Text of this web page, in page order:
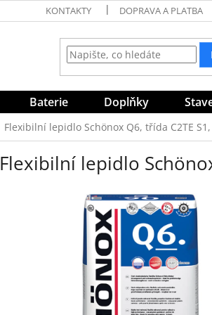
KONTAKTY DOPRAVA A PLATBA
Baterie Doplňky
Flexibilní lepidlo Schönox Q6, třída C2TE
Flexibilní lepidlo